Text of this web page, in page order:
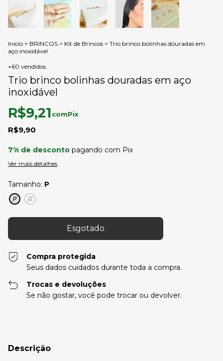
Início > BRINCOS > Kit de Brincos > Trio brinco bolinhas douradas em
aço inoxidável
+60 vendidos
Trio brinco bolinhas douradas em aço
inoxidável
R$9,90
R$9,21comPix
7% de desconto pagando com Pix
Ver mais detalhes
Tamanho: P
P G
Compra protegida
Seus dados cuidados durante toda a compra.
Trocas e devoluções
Se não gostar, você pode trocar ou devolver.
Descrição